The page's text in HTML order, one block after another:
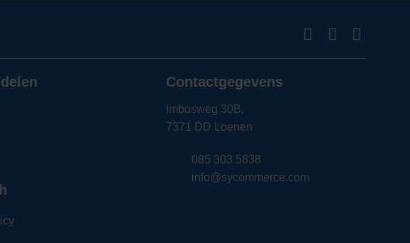
Contactgegevens
Imbosweg 30B,
7371 DD Loenen
085 303 5838
info@sycommerce.com